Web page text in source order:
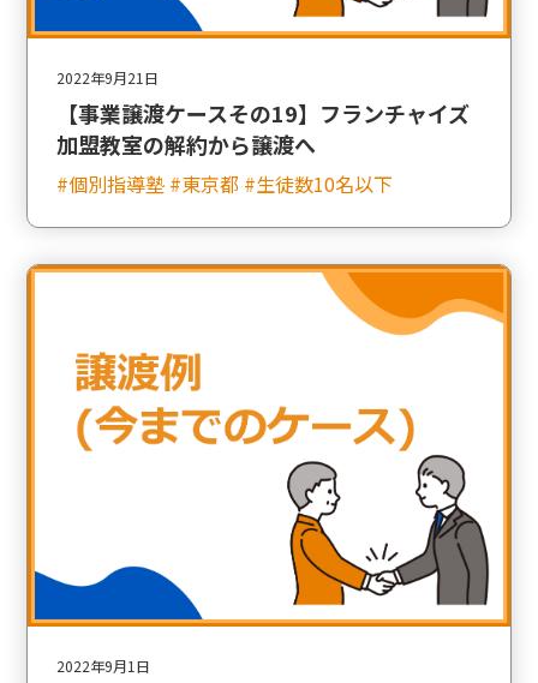
2022年9月21日
【事業譲渡ケースその19】フランチャイズ
加盟教室の解約から譲渡へ
#個別指導塾 #東京都 #生徒数10名以下
2022年9月1日